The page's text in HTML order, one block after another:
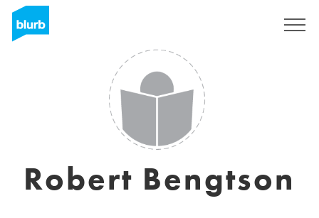
Robert Bengtson